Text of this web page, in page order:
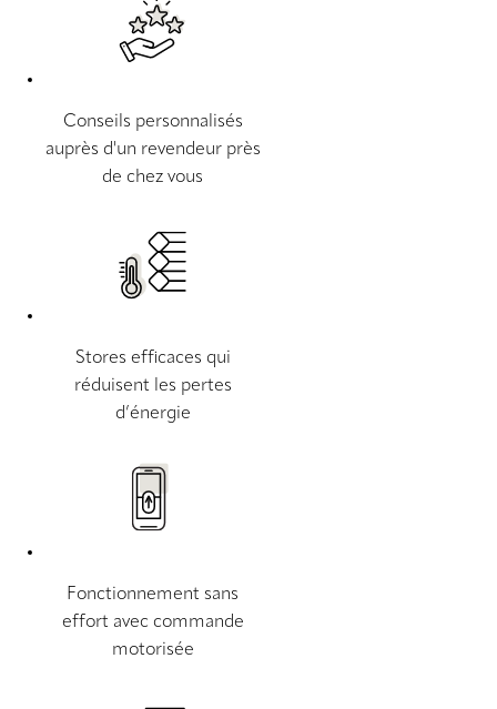
Conseils personnalisés
auprès d'un revendeur près
de chez vous
Stores efficaces qui
réduisent les pertes
d’énergie
Fonctionnement sans
effort avec commande
motorisée